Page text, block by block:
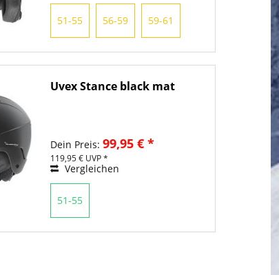
51-55 56-59 59-61
Uvex Stance black mat
Dein Preis: 99,95 € *
119,95 € UVP *
Vergleichen
51-55